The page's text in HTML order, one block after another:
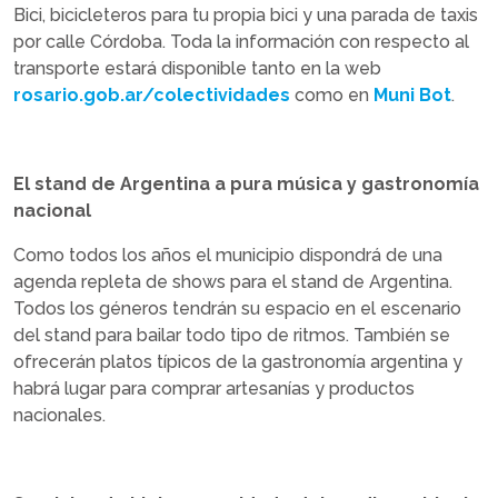
Bici, bicicleteros para tu propia bici y una parada de taxis
por calle Córdoba. Toda la información con respecto al
transporte estará disponible tanto en la web
rosario.gob.ar/colectividades como en Muni Bot.
El stand de Argentina a pura música y gastronomía
nacional
Como todos los años el municipio dispondrá de una
agenda repleta de shows para el stand de Argentina.
Todos los géneros tendrán su espacio en el escenario
del stand para bailar todo tipo de ritmos. También se
ofrecerán platos típicos de la gastronomía argentina y
habrá lugar para comprar artesanías y productos
nacionales.